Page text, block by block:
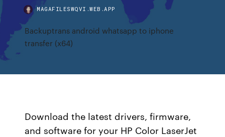
MAGAFILESWQVI.WEB.APP
Backuptrans android whatsapp to iphone
transfer (x64)
Download the latest drivers, firmware,
and software for your HP Color LaserJet